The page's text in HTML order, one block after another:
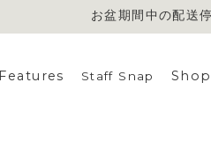
お盆期間中の配送
Features Staff Snap